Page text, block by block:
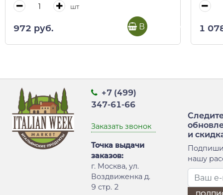
шт
972 руб. В корзину 1
+7 (499)
347-61-66
Заказать звонок
Точка выдачи
заказов:
г. Москва, ул.
Воздвиженка д.
9 стр. 2
и
нашу